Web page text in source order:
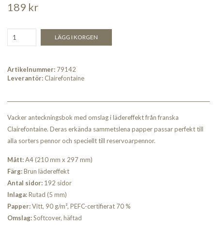
189 kr
LÄGG I KORGEN
Artikelnummer: 79142
Leverantör:Clairefontaine
Vacker anteckningsbok med omslag i lädereffekt från franska
Clairefontaine. Deras erkända sammetslena papper passar perfekt till
alla sorters pennor och speciellt till reservoarpennor.
Mått:A4 (210 mm x 297 mm)
Färg:Brun lädereffekt
Antal sidor: 192 sidor
Inlaga:Rutad (5 mm)
Papper:Vitt, 90 g/m², PEFC-certifierat 70 %
Omslag:Softcover, häftad